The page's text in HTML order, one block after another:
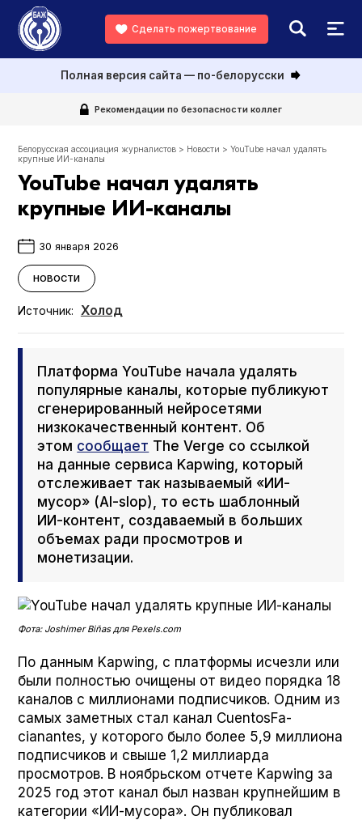
Сделать пожертвование
Полная версия сайта — по-белорусски
Рекомендации по безопасности коллег
Белорусская ассоциация журналистов > Новости >YouTube начал удалять
крупные ИИ-каналы
YouTube начал удалять
крупные ИИ-каналы
30 января 2026
НОВОСТИ
Источник: Холод
Платформа YouTube начала удалять
популярные каналы, которые публикуют
сгенерированный нейросетями
низкокачественный контент. Об
этом сообщает The Verge со ссылкой
на данные сервиса Kap­wing, который
отслеживает так называемый «ИИ-
мусор» (AI-slop), то есть шаблонный
ИИ-контент, создаваемый в больших
объемах ради просмотров и
монетизации.
Фота: Joshimer Biñas для Pexels.com
По данным Kap­wing, с платформы исчезли или
были полностью очищены от видео порядка 18
каналов с миллионами подписчиков. Одним из
самых заметных стал канал Cuen­tos­Fa­
cianantes, у которого было более 5,9 миллиона
подписчиков и свыше 1,2 миллиарда
просмотров. В ноябрьском отчете Kap­wing за
2025 год этот канал был назван крупнейшим в
категории «ИИ-мусора». Он публиковал